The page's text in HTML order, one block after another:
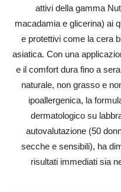
attivi della gamma
macadamia e glicerina) ai
e protettivi come la cera
asiatica. Con una
e il comfort dura fino a
naturale, non grasso e
ipoallergenica, la
dermatologico su
autovalutazione (50
secche e sensibili), ha
risultati immediati sia